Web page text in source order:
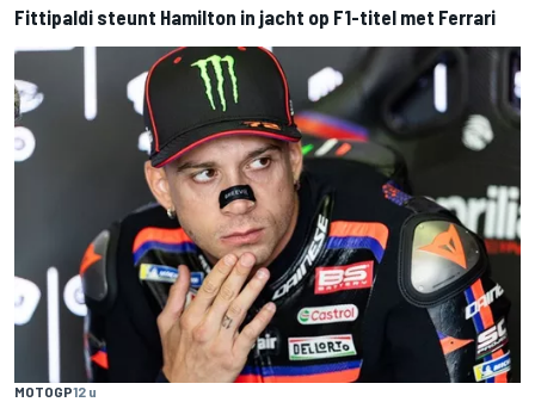
Fittipaldi steunt Hamilton in jacht op F1-titel met Ferrari
MOTOGP12 u